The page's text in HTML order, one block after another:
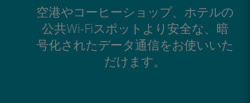
空港やコーヒーショップ、ホテルの
公共Wi-Fiスポットより安全な、暗
号化されたデータ通信をお使いいた
だけます。